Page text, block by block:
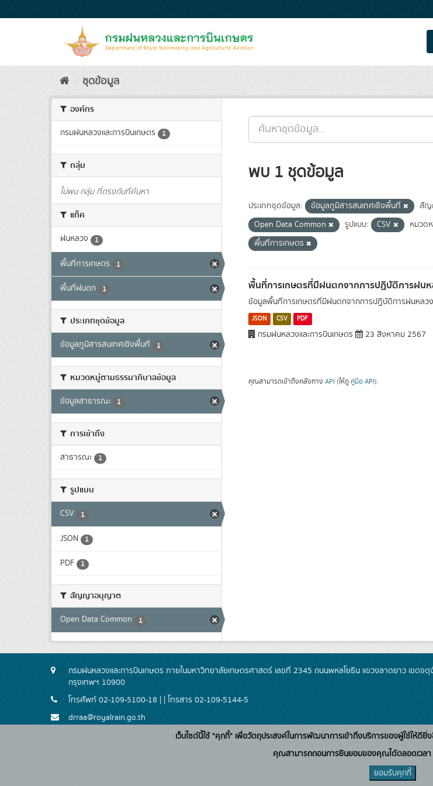
to
ชุดข้อมูล
องค์กร
กรมฝนหลวงและการบินเกษตร 1
กลุ่ม
ไม่พบ กลุ่ม ที่ตรงกับที่ค้นหา
แท็ค
ฝนหลวง 1
พื้นที่การเกษตร 1
พื้นที่ฝนตก 1
ประเภทชุดข้อมูล
ข้อมูลภูมิสารสนเทศเชิงพื้นที่ 1
หมวดหมู่ตามธรรมาภิบาลข้อมูล
ข้อมูลสาธารณะ 1
การเข้าถึง
สาธารณะ 1
รูปแบบ
CSV 1
JSON 1
PDF 1
สัญญาอนุญาต
Open Data Common 1
พบ 1 ชุดข้อมูล
ประเภทชุดข้อมูล: ข้อมูลภูมิสารสนเทศเชิงพื้นที่
สัญ
Open Data Common
รูปแบบ: CSV หมวด
พื้นที่การเกษตร
พื้นที่การเกษตรที่มีฝนตกจากการปฏิบัติการฝน
ข้อมูลพื้นที่การเกษตรที่มีฝนตกจากการปฏิบัติการฝนหลว
JSON CSV PDF
กรมฝนหลวงและการบินเกษตร 23 สิงหาคม 2567
คุณสามารถเข้าถึงคลังทาง API (ให้ดู คู่มือ API).
กรมฝนหลวงและการบินเกษตร ภายในมหาวิทยาลัยเกษตรศาสตร์ เลขที่ 2345 ถนนพหลโยธิน แขวงลาดยาว เขตจตุ
กรุงเทพฯ 10900
โทรศัพท์ 02-109-5100-18 | | โทรสาร 02-109-5144-5
drraa@royalrain.go.th
เว็บไซต์นี้ใช้ "คุกกี้" เพื่อวัตถุประสงค์ในการพัฒนาการเข้าถึงบริการของผู้ใช้ให้
คุณสามารถถอนการยินยอมของคุณได้ตลอดเวลา
ยอมรับคุกกี้